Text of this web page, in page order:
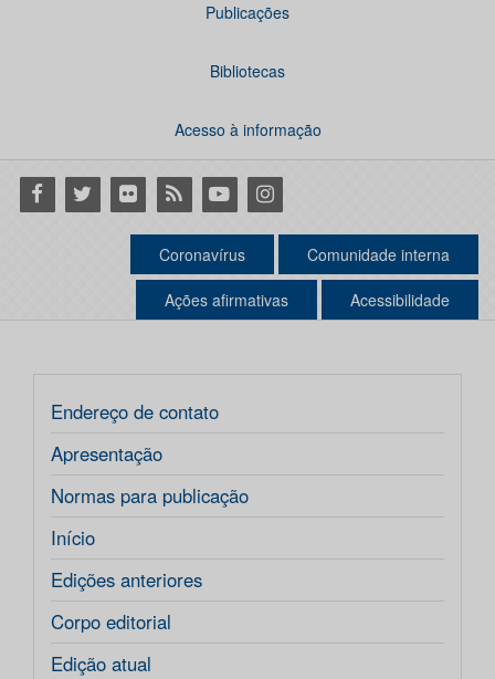
Publicações
Bibliotecas
Acesso à informação
Facebook
Twitter Flickr RSS YoutubeInstagram
Coronavírus Comunidade interna
Ações afirmativas Acessibilidade
Endereço de contato
Apresentação
Normas para publicação
Início
Edições anteriores
Corpo editorial
Edição atual